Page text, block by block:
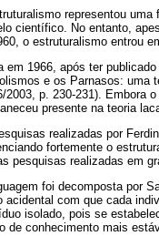
representou
científico. No entanto,
o estruturalismo entrou
em 1966, após ter publicado
e os Parnasos: uma
2003, p. 230-231). Embora
presente na teoria
realizadas por
fortemente o
pesquisas realizadas em
foi decomposta por
acidental com que cada
isolado, pois se
de conhecimento mais